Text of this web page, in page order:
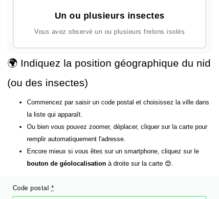
Un ou plusieurs insectes
Vous avez observé un ou plusieurs frelons isolés
🌍 Indiquez la position géographique du nid
(ou des insectes)
Commencez par saisir un code postal et choisissez la ville dans
la liste qui apparaît.
Ou bien vous pouvez zoomer, déplacer, cliquer sur la carte pour
remplir automatiquement l'adresse.
Encore mieux si vous êtes sur un smartphone, cliquez sur le
bouton de géolocalisation à droite sur la carte 😍.
Code postal *